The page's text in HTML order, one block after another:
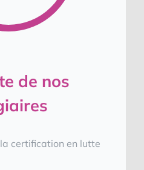
de nos
certification en lutte